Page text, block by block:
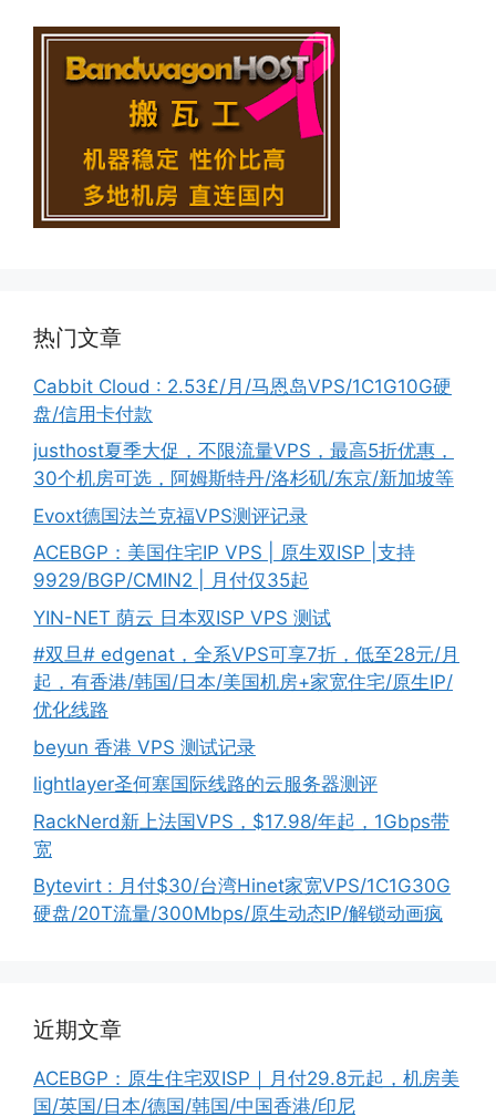
热门文章
Cabbit Cloud : 2.53£/月/马恩岛VPS/1C1G10G硬
盘/信用卡付款
justhost夏季大促，不限流量VPS，最高5折优惠，
30个机房可选，阿姆斯特丹/洛杉矶/东京/新加坡等
Evoxt德国法兰克福VPS测评记录
ACEBGP：美国住宅IP VPS | 原生双ISP |支持
9929/BGP/CMIN2 | 月付仅35起
YIN-NET 荫云 日本双ISP VPS 测试
#双旦# edgenat，全系VPS可享7折，低至28元/月
起，有香港/韩国/日本/美国机房+家宽住宅/原生IP/
优化线路
beyun 香港 VPS 测试记录
lightlayer圣何塞国际线路的云服务器测评
RackNerd新上法国VPS，$17.98/年起，1Gbps带
宽
Bytevirt : 月付$30/台湾Hinet家宽VPS/1C1G30G
硬盘/20T流量/300Mbps/原生动态IP/解锁动画疯
近期文章
ACEBGP：原生住宅双ISP｜月付29.8元起，机房美
国/英国/日本/德国/韩国/中国香港/印尼